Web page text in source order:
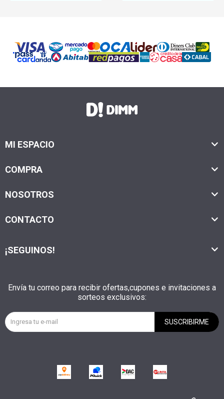
MI ESPACIO
COMPRA
NOSOTROS
CONTACTO
Envía tu correo para recibir ofertas,cupones e invitaciones a
sorteos exclusivos:
SUSCRIBIRME
¡SEGUINOS!